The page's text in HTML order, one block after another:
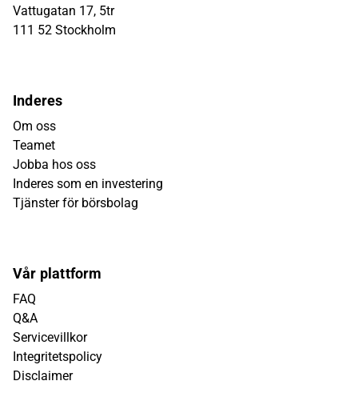
Vattugatan 17, 5tr
111 52 Stockholm
Inderes
Om oss
Teamet
Jobba hos oss
Inderes som en investering
Tjänster för börsbolag
Vår plattform
FAQ
Q&A
Servicevillkor
Integritetspolicy
Disclaimer